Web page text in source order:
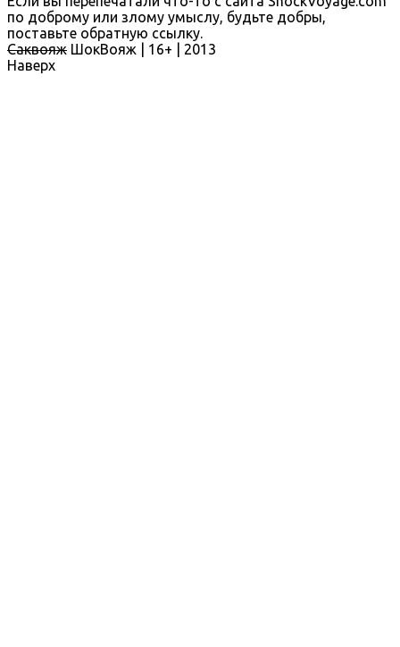
по доброму или злому умыслу, будьте добры,
поставьте обратную ссылку.
Саквояж ШокВояж | 16+ | 2013
Наверх